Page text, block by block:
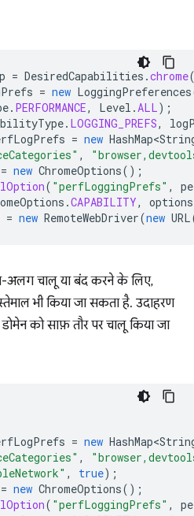
= DesiredCapabilities .chrome
= new LoggingPreferences
. PERFORMANCE, Level .ALL);
. LOGGING_PREFS,
= new
,
= new ChromeOptions();
( "perfLoggingPrefs" ,
.CAPABILITY, options
= new RemoteWebDriver(new URL
अलग चालू या बंद करने के लिए,
भी किया जा सकता है. उदाहरण
को साफ़ तौर पर चालू किया जा
= new
,
, true);
= new ChromeOptions();
( "perfLoggingPrefs" ,